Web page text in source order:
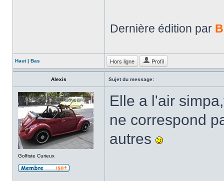
Dernière édition par
Haut| Bas Hors ligne Profil
Alexis Sujet du message:
Golfiste Curieux
Elle a l'air
ne correspond
autres